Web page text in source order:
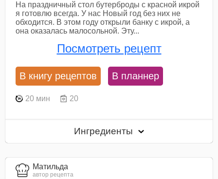
На праздничный стол бутерброды с красной икрой
я готовлю всегда. У нас Новый год без них не
обходится. В этом году открыли банку с икрой, а
она оказалась малосольной. Эту...
Посмотреть рецепт
В книгу рецептов В планнер
20 мин 20
Ингредиенты
Матильда
автор рецепта